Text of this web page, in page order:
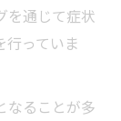
を通じて症状
っていま
なることが多